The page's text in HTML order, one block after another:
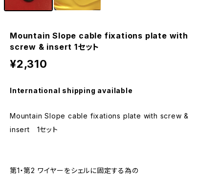
Mountain Slope cable fixations plate with
screw & insert 1セット
¥2,310
International shipping available
Mountain Slope cable fixations plate with screw &
insert 1セット
第1・第2 ワイヤーをシェルに固定する為の